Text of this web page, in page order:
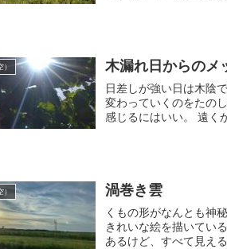
） 木漏れ日からのメ
日差しが強い日は木陰
変わっていくのをたの
感じるにはいい。 遠く
） 渦巻き雲
くもの形がなんとも神
きれいな絵を描いてい
あるけど、すべて見え